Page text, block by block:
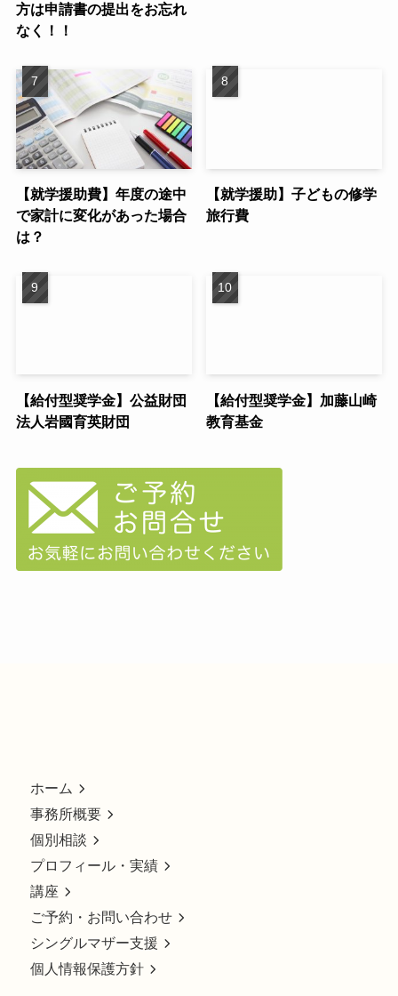
方は申請書の提出をお忘れ
なく！！
【就学援助費】年度の途中
で家計に変化があった場合
は？
【就学援助】子どもの修学
旅行費
【給付型奨学金】公益財団
法人岩國育英財団
【給付型奨学金】加藤山崎
教育基金
ホーム
事務所概要
個別相談
プロフィール・実績
講座
ご予約・お問い合わせ
シングルマザー支援
個人情報保護方針